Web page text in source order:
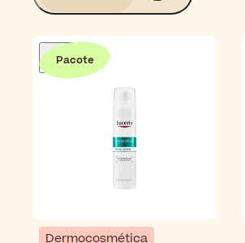
Pacote
Dermocosmética